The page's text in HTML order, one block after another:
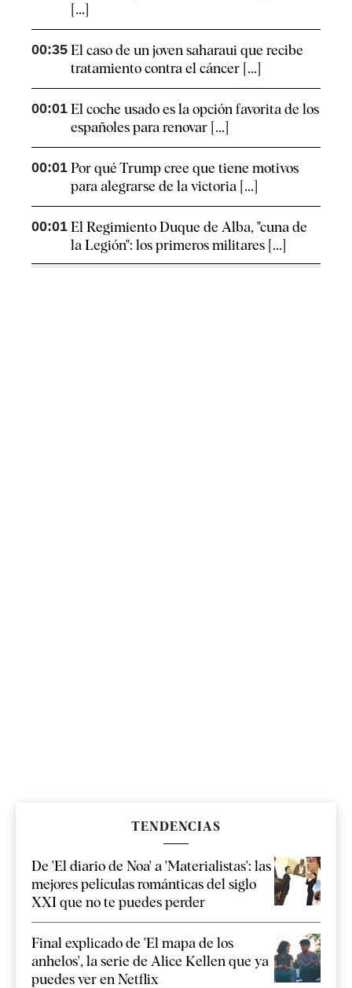
[...]
00:35 El caso de un joven saharaui que recibe
tratamiento contra el cáncer [...]
00:01 El coche usado es la opción favorita de los
españoles para renovar [...]
00:01 Por qué Trump cree que tiene motivos
para alegrarse de la victoria [...]
00:01 El Regimiento Duque de Alba, "cuna de
la Legión": los primeros militares [...]
TENDENCIAS
De 'El diario de Noa' a 'Materialistas': las
mejores películas románticas del siglo
XXI que no te puedes perder
Final explicado de 'El mapa de los
anhelos', la serie de Alice Kellen que ya
puedes ver en Netflix